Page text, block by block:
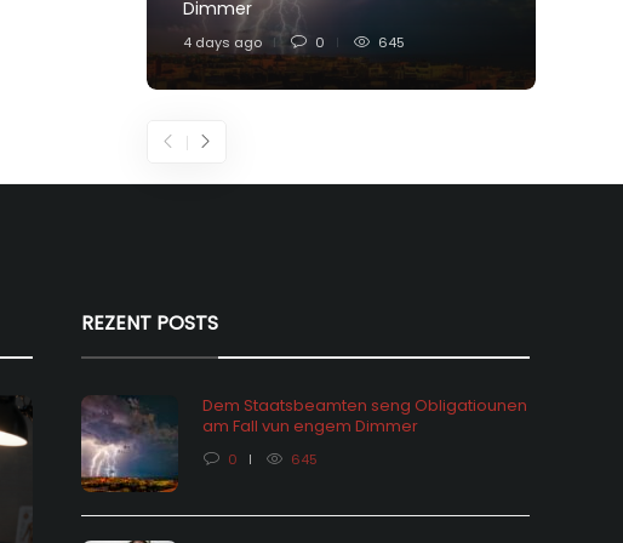
Dimmer
4 days ago 0 645
REZENT POSTS
Dem Staatsbeamten seng Obligatiounen
am Fall vun engem Dimmer
0 645